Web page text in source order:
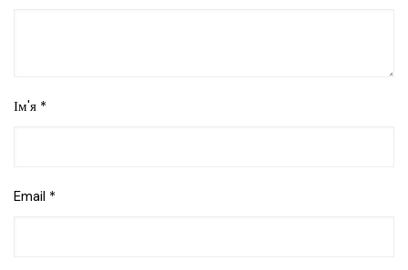
Ім'я *
Email *